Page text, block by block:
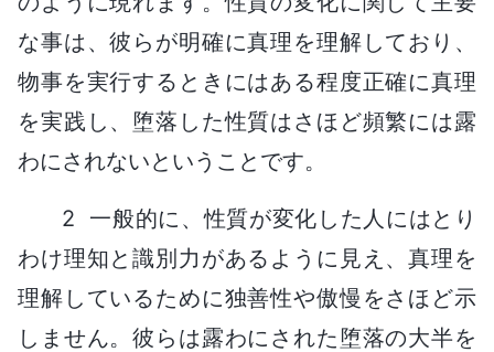
な事は、彼らが明確に真理を理解しており、
物事を実行するときにはある程度正確に真理
を実践し、堕落した性質はさほど頻繁には露
わにされないということです。
2 一般的に、性質が変化した人にはとり
わけ理知と識別力があるように見え、真理を
理解しているために独善性や傲慢をさほど示
しません。彼らは露わにされた堕落の大半を